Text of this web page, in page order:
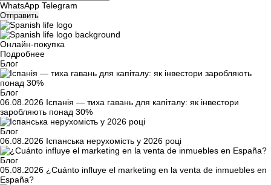
WhatsApp Telegram
Отправить
Онлайн-покупка
Подробнее
Блог
Блог
06.08.2026 Іспанія — тиха гавань для капіталу: як інвестори
заробляють понад 30%
Блог
06.08.2026 Іспанська нерухомість у 2026 році
Блог
05.08.2026 ¿Cuánto influye el marketing en la venta de inmuebles en
España?